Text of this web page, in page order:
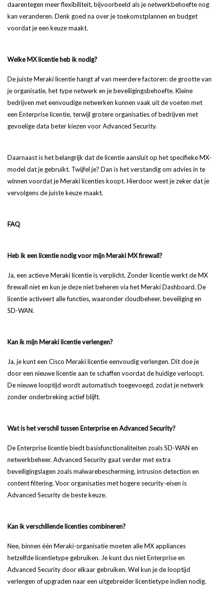
daarentegen meer flexibiliteit, bijvoorbeeld als je netwerkbehoefte nog
kan veranderen. Denk goed na over je toekomstplannen en budget
voordat je een keuze maakt.
Welke MX licentie heb ik nodig?
De juiste Meraki licentie hangt af van meerdere factoren: de grootte van
je organisatie, het type netwerk en je beveiligingsbehoefte. Kleine
bedrijven met eenvoudige netwerken kunnen vaak uit de voeten met
een Enterprise licentie, terwijl grotere organisaties of bedrijven met
gevoelige data beter kiezen voor Advanced Security.
Daarnaast is het belangrijk dat de licentie aansluit op het specifieke MX-
model dat je gebruikt. Twijfel je? Dan is het verstandig om advies in te
winnen voordat je Meraki licenties koopt. Hierdoor weet je zeker dat je
vervolgens de juiste keuze maakt.
FAQ
Heb ik een licentie nodig voor mijn Meraki MX firewall?
Ja, een actieve Meraki licentie is verplicht. Zonder licentie werkt de MX
firewall niet en kun je deze niet beheren via het Meraki Dashboard. De
licentie activeert alle functies, waaronder cloudbeheer, beveiliging en
SD-WAN.
Kan ik mijn Meraki licentie verlengen?
Ja, je kunt een Cisco Meraki licentie eenvoudig verlengen. Dit doe je
door een nieuwe licentie aan te schaffen voordat de huidige verloopt.
De nieuwe looptijd wordt automatisch toegevoegd, zodat je netwerk
zonder onderbreking actief blijft.
Wat is het verschil tussen Enterprise en Advanced Security?
De Enterprise licentie biedt basisfunctionaliteiten zoals SD-WAN en
netwerkbeheer. Advanced Security gaat verder met extra
beveiligingslagen zoals malwarebescherming, intrusion detection en
content filtering. Voor organisaties met hogere security-eisen is
Advanced Security de beste keuze.
Kan ik verschillende licenties combineren?
Nee, binnen één Meraki-organisatie moeten alle MX appliances
hetzelfde licentietype gebruiken. Je kunt dus niet Enterprise en
Advanced Security door elkaar gebruiken. Wel kun je de looptijd
verlengen of upgraden naar een uitgebreider licentietype indien nodig.